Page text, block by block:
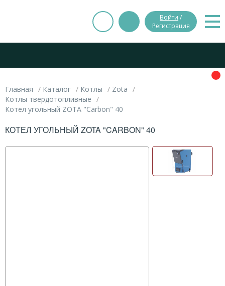
Войти /
Регистрация
Главная Каталог Котлы
Zota
Котлы твердотопливные
Котел угольный ZOTA "Carbon" 40
КОТЕЛ УГОЛЬНЫЙ ZOTA "CARBON" 40